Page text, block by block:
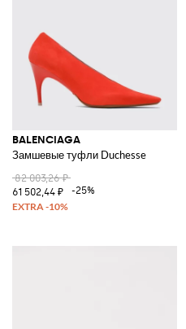
BALENCIAGA
Замшевые туфли Duchesse
82 003,26 ₽
61 502,44 ₽
-25%